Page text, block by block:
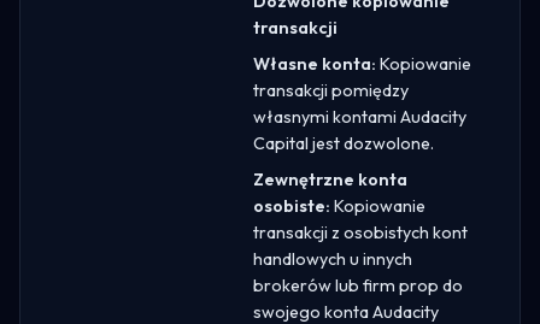
transakcji
Własne konta: Kopiowanie
transakcji pomiędzy
własnymi kontami Audacity
Capital jest dozwolone.
Zewnętrzne konta
osobiste: Kopiowanie
transakcji z osobistych kont
handlowych u innych
brokerów lub firm prop do
swojego konta Audacity